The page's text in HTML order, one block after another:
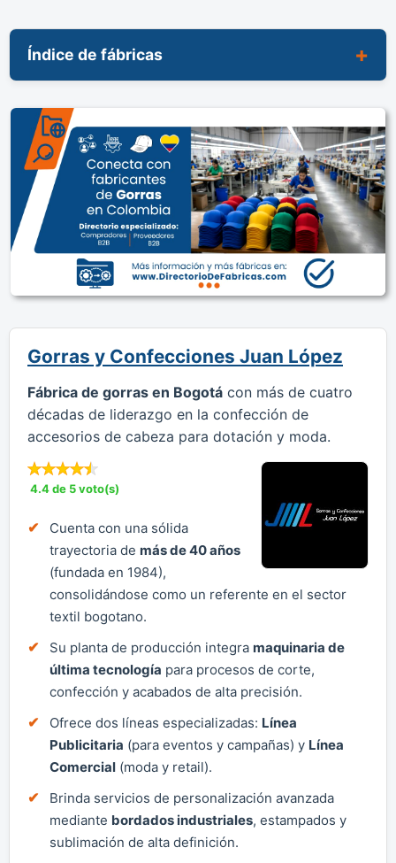
Índice de fábricas
Gorras y Confecciones Juan López
Fábrica de gorras en Bogotá con más de cuatro
décadas de liderazgo en la confección de
accesorios de cabeza para dotación y moda.
4.4 de 5 voto(s)
Cuenta con una sólida
trayectoria de más de 40 años
(fundada en 1984),
consolidándose como un referente en el sector
textil bogotano.
Su planta de producción integra maquinaria de
última tecnología para procesos de corte,
confección y acabados de alta precisión.
Ofrece dos líneas especializadas: Línea
Publicitaria (para eventos y campañas) y Línea
Comercial (moda y retail).
Brinda servicios de personalización avanzada
mediante bordados industriales, estampados y
sublimación de alta definición.